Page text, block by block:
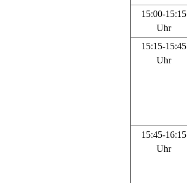
15:00-15:15
Uhr
15:15-15:45
Uhr
15:45-16:15
Uhr